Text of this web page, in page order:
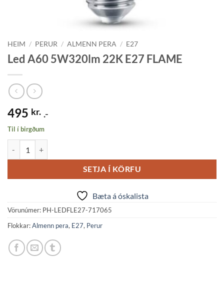
HEIM / PERUR / ALMENN PERA / E27
Led A60 5W320lm 22K E27 FLAME
495 kr. .-
Til í birgðum
SETJA Í KÖRFU
Bæta á óskalista
Vörunúmer: PH-LEDFLE27-717065
Flokkar:Almenn pera, E27, Perur